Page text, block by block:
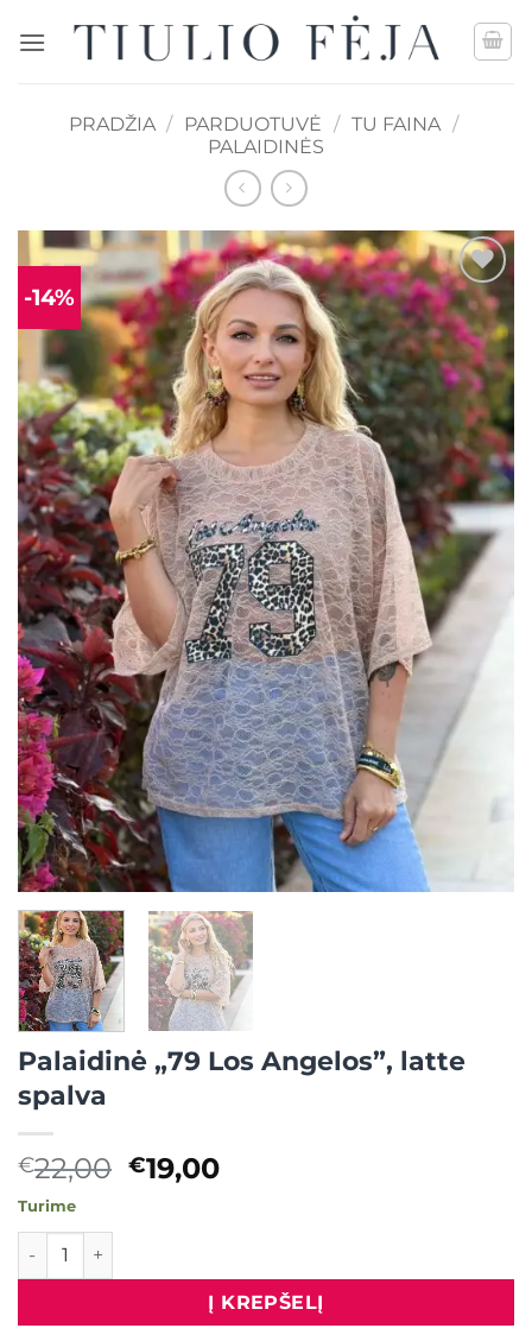
PRADŽIA / PARDUOTUVĖ / TU FAINA /
PALAIDINĖS
-14% Mėgstamiausias
Palaidinė „79 Los Angelos”, latte
spalva
€22,00 Original
€19,00Current
Turime
produkto kiekis: Palaidinė "79 Los Angelos", latte spalva
Į KREPŠELĮ